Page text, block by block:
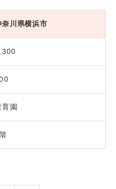
奈川県横浜市
育園